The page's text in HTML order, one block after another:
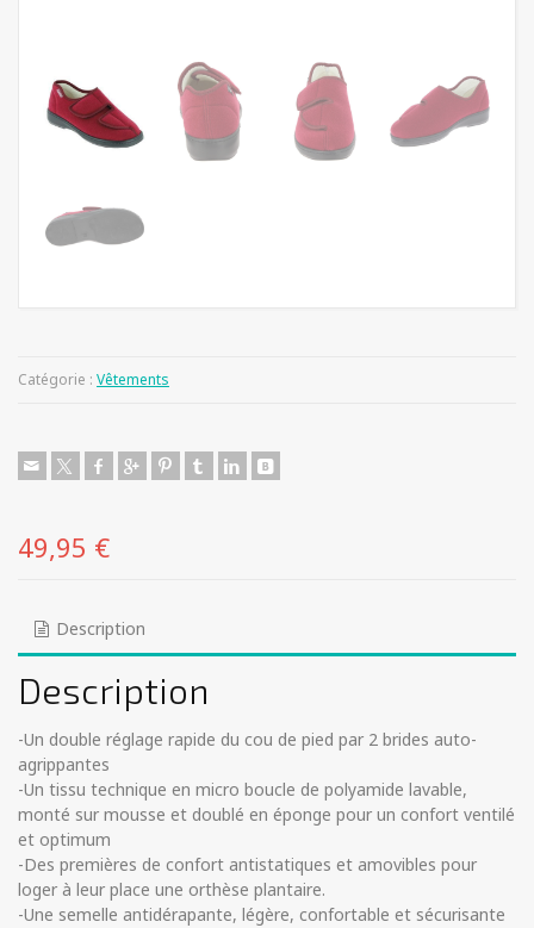
Catégorie : Vêtements
49,95 €
Description
Description
-Un double réglage rapide du cou de pied par 2 brides auto-
agrippantes
-Un tissu technique en micro boucle de polyamide lavable,
monté sur mousse et doublé en éponge pour un confort ventilé
et optimum
-Des premières de confort antistatiques et amovibles pour
loger à leur place une orthèse plantaire.
-Une semelle antidérapante, légère, confortable et sécurisante